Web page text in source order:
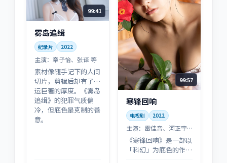
99:41
雾岛追缉
纪录片 2022
主演： 章子怡、张译 等
素材像随手记下的人间
切片，剪辑后却有了命
运巨著的厚度。《雾岛
追缉》的犯罪气质偏
冷，但底色是克制的善
意。
99:57
寒锋回响
电视剧 2022
主演： 雷佳音、河正宇
等
《寒锋回响》是一部以
「科幻」为底色的作